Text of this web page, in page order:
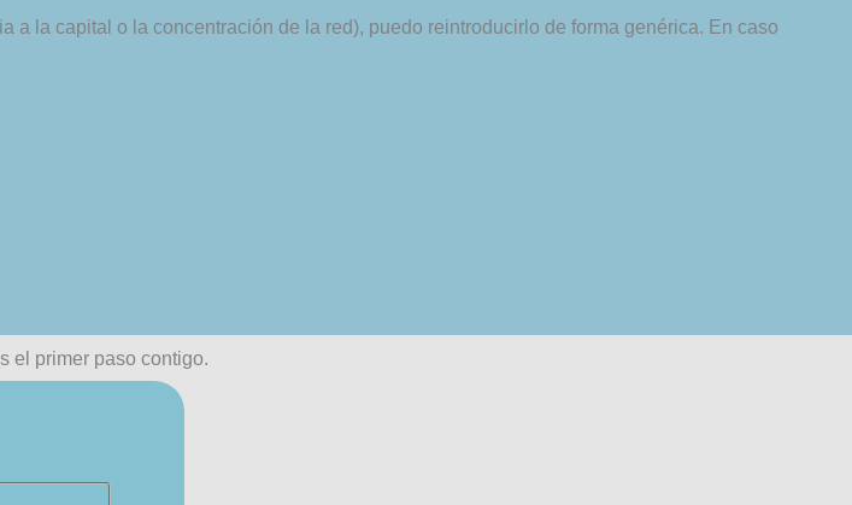
la capital o la concentración de la red), puedo reintroducirlo de forma genérica. En caso
el primer paso contigo.